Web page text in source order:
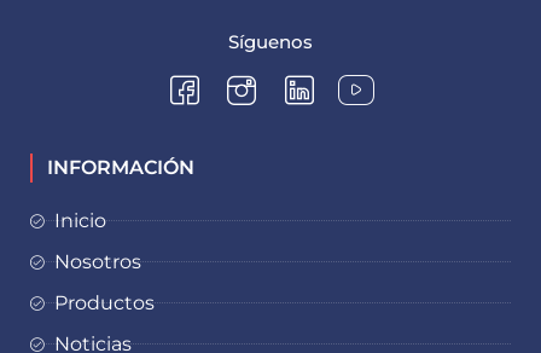
Síguenos
INFORMACIÓN
Inicio
Nosotros
Productos
Noticias